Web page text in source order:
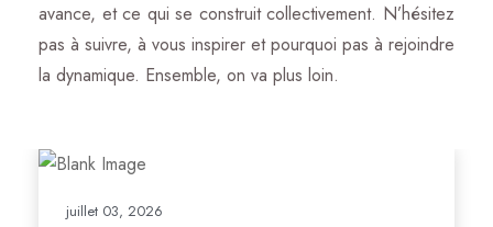
avance, et ce qui se construit collectivement. N’hésitez
pas à suivre, à vous inspirer et pourquoi pas à rejoindre
la dynamique. Ensemble, on va plus loin.
juillet 03, 2026